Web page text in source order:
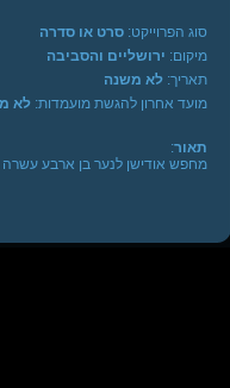
סוג הפרוייקט: סרט או סדרה
מיקום: ירושליים והסביבה
תאריך: לא משנה
מועד אחרון להגשת מועמדות: לא
תאור:
מחפש אודישן לנער בן ארבע עשרה